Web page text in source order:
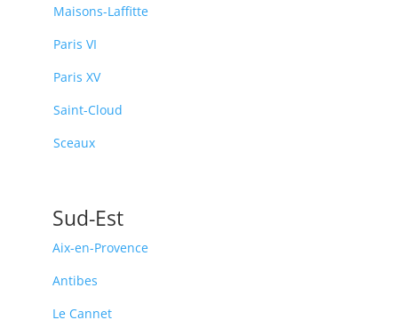
Maisons-Laffitte
Paris VI
Paris XV
Saint-Cloud
Sceaux
Sud-Est
Aix-en-Provence
Antibes
Le Cannet